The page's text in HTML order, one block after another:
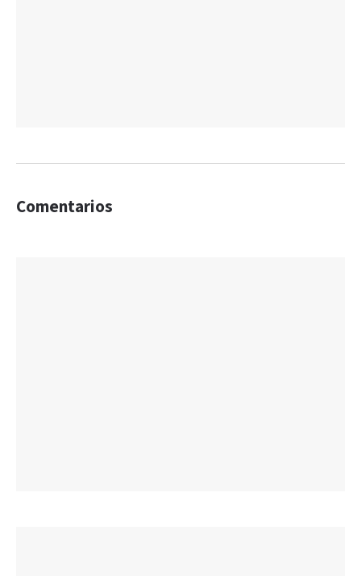
Comentarios